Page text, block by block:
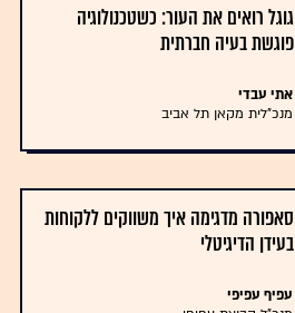
גוגל רואים את העור: כשטכנולוגיה
פוגשת בעיה חברתית
אתי עבדי
מנכ"לית מקאן תל אביב
סאפורה מדגימה איך משווקים ללקוחות
בעידן הדיגיטלי
עפיף עפיפי